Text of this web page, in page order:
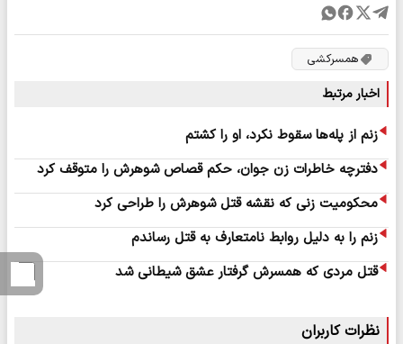
همسرکشی
اخبار مرتبط
زنم از پله‌ها سقوط نکرد، او را کشتم
دفترچه خاطرات زن جوان، حکم قصاص شوهرش را متوقف کرد
محکومیت زنی که نقشه قتل شوهرش را طراحی کرد
زنم را به دلیل روابط نامتعارف به قتل رساندم
قتل مردی که همسرش گرفتار عشق شیطانی شد
نظرات کاربران